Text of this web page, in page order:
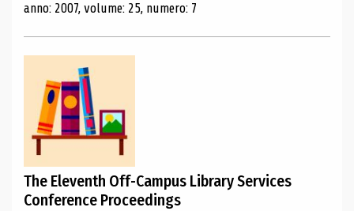
anno: 2007, volume: 25, numero: 7
The Eleventh Off-Campus Library Services
Conference Proceedings